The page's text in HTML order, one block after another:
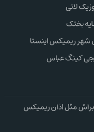
لاتی
بختک
ریمیکس اینستا
کینگ عباس
مثل اذان ریمیکس